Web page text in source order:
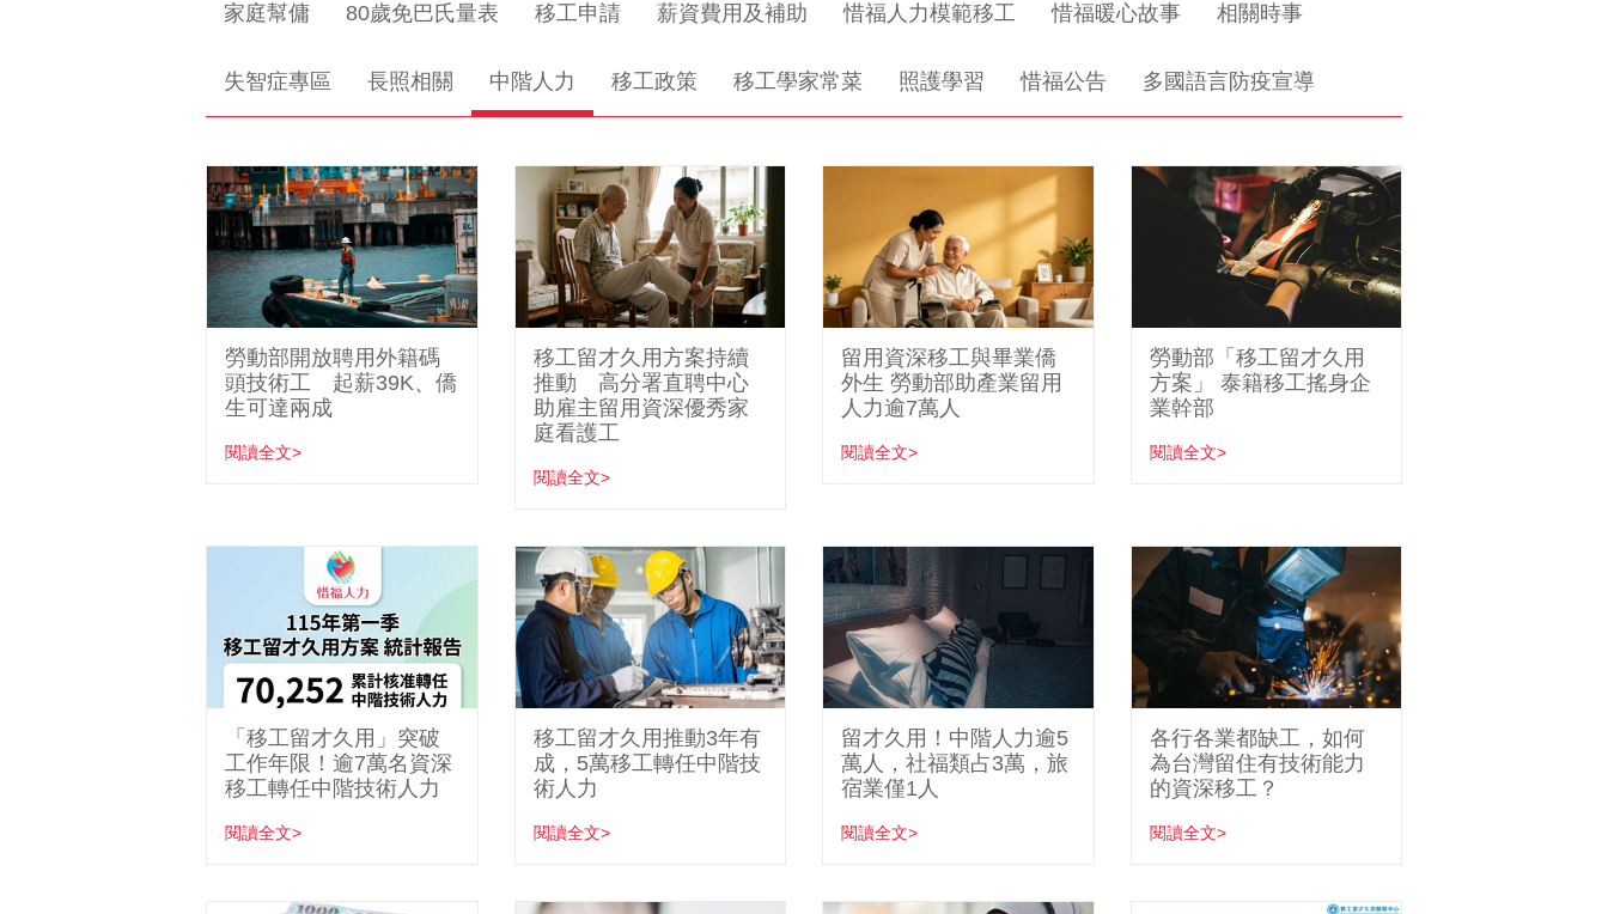
家庭幫傭 80歲免巴氏量表 移工申請 薪資費用及補助 惜福人力模範移工 惜福暖心故事 相關時事
失智症專區 長照相關 中階人力 移工政策 移工學家常菜 照護學習 惜福公告 多國語言防疫宣導
勞動部開放聘用外籍碼
頭技術工 起薪39K、僑
生可達兩成
閱讀全文>
移工留才久用方案持續
推動 高分署直聘中心
助雇主留用資深優秀家
庭看護工
閱讀全文>
留用資深移工與畢業僑
外生 勞動部助產業留用
人力逾7萬人
閱讀全文>
勞動部「移工留才久用
方案」 泰籍移工搖身企
業幹部
閱讀全文>
「移工留才久用」突破
工作年限！逾7萬名資深
移工轉任中階技術人力
閱讀全文>
移工留才久用推動3年有
成，5萬移工轉任中階技
術人力
閱讀全文>
留才久用！中階人力逾5
萬人，社福類占3萬，旅
宿業僅1人
閱讀全文>
各行各業都缺工，如何
為台灣留住有技術能力
的資深移工？
閱讀全文>